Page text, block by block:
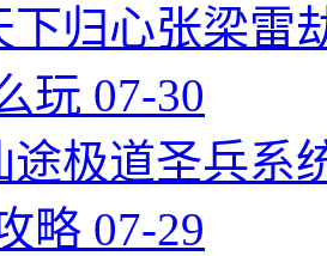
下归心张梁雷
玩 07-30
途极道圣兵系
略 07-29